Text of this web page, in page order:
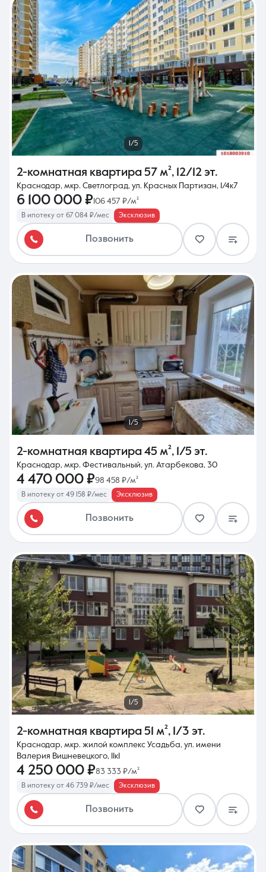
1/5
2-комнатная квартира 57 м², 12/12 эт.
Краснодар, мкр. Светлоград, ул. Красных Партизан, 1/4к7
6 100 000 ₽ 106 457 ₽/м²
В ипотеку от 67 084 ₽/мес Эксклюзив
Позвонить
1/5
2-комнатная квартира 45 м², 1/5 эт.
Краснодар, мкр. Фестивальный, ул. Атарбекова, 30
4 470 000 ₽98 458 ₽/м²
В ипотеку от 49 158 ₽/мес Эксклюзив
Позвонить
1/5
2-комнатная квартира 51 м², 1/3 эт.
Краснодар, мкр. жилой комплекс Усадьба, ул. имени
Валерия Вишневецкого, 11к1
4 250 000 ₽83 333 ₽/м²
В ипотеку от 46 739 ₽/мес Эксклюзив
Позвонить